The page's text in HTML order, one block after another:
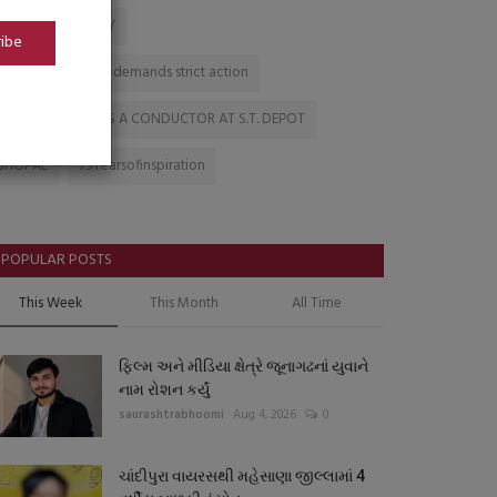
AADMI PARTY
family demands strict action
WHO WORKING AS A CONDUCTOR AT S.T. DEPOT
75Yearsofinspiration
POPULAR POSTS
This Week This Month All Time
ફિલ્મ અને મીડિયા ક્ષેત્રે જૂનાગઢનાં યુવાને
નામ રોશન કર્યું
saurashtrabhoomi Aug 4, 2026 0
ચાંદીપુરા વાયરસથી મહેસાણા જીલ્લામાં 4